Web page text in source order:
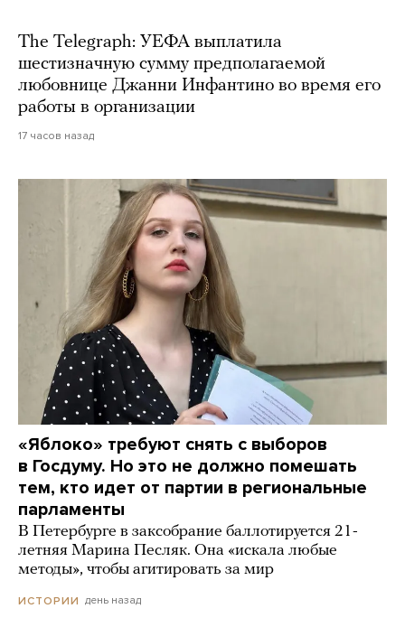
The Telegraph: УЕФА выплатила
шестизначную сумму предполагаемой
любовнице Джанни Инфантино во время его
работы в организации
17 часов назад
«Яблоко» требуют снять с выборов
в Госдуму. Но это не должно помешать
тем, кто идет от партии в региональные
парламенты
В Петербурге в заксобрание баллотируется 21-
летняя Марина Песляк. Она «искала любые
методы», чтобы агитировать за мир
ИСТОРИИ день назад